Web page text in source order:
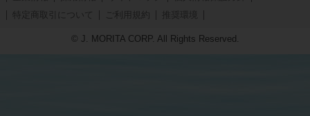
特定商取引について
ご利用規約 推奨環境
© J. MORITA CORP. All Rights Reserved.